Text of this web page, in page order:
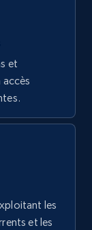
et
les
et les